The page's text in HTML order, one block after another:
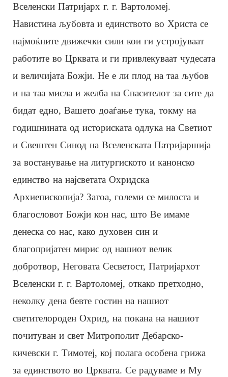
Вселенски Патријарх г. г. Вартоломеј.
Навистина љубовта и единството во Христа се
најмоќните движечки сили кои ги устројуваат
работите во Црквата и ги привлекуваат чудесата
и величијата Божји. Не е ли плод на таа љубов
и на таа мисла и желба на Спасителот за сите да
бидат едно, Вашето доаѓање тука, токму на
годишнината од историската одлука на Светиот
и Свештен Синод на Вселенската Патријаршија
за востанување на литургиското и канонско
единство на најсветата Охридска
Архиепископија? Затоа, големи се милоста и
благословот Божји кон нас, што Ве имаме
денеска со нас, како духовен син и
благопријатен мирис од нашиот велик
добротвор, Неговата Сесветост, Патријархот
Вселенски г. г. Вартоломеј, откако претходно,
неколку дена бевте гостин на нашиот
светителороден Охрид, на покана на нашиот
почитуван и свет Митрополит Дебарско-
кичевски г. Тимотеј, кој полага особена грижа
за единството во Црквата. Се радуваме и Му